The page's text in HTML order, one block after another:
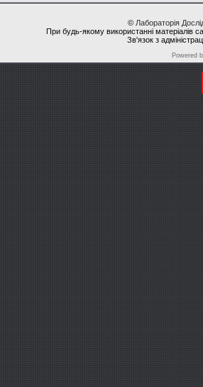
© Лабораторія
При будь-якому використанні матеріалів
Зв'язок з
Powered